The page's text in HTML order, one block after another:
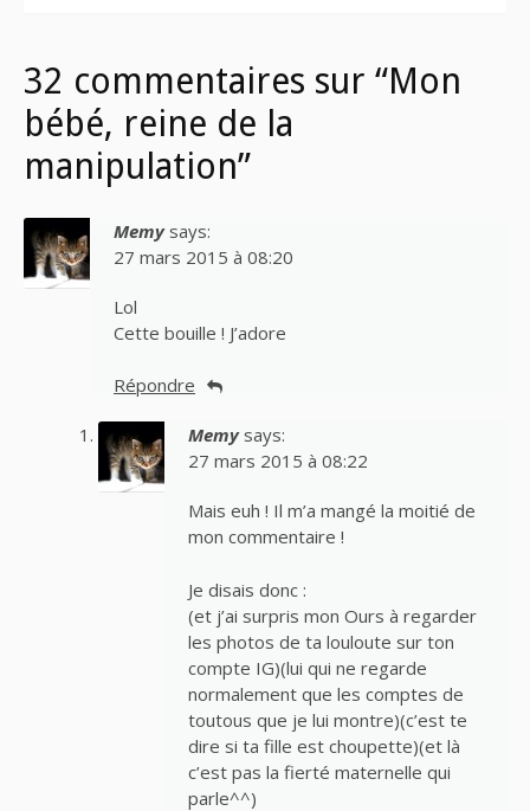
32 commentaires sur “Mon
bébé, reine de la
manipulation”
Memy says:
27 mars 2015 à 08:20
Lol
Cette bouille ! J’adore
Répondre
Memy says:
27 mars 2015 à 08:22
Mais euh ! Il m’a mangé la moitié de
mon commentaire !
Je disais donc :
(et j’ai surpris mon Ours à regarder
les photos de ta louloute sur ton
compte IG)(lui qui ne regarde
normalement que les comptes de
toutous que je lui montre)(c’est te
dire si ta fille est choupette)(et là
c’est pas la fierté maternelle qui
parle^^)